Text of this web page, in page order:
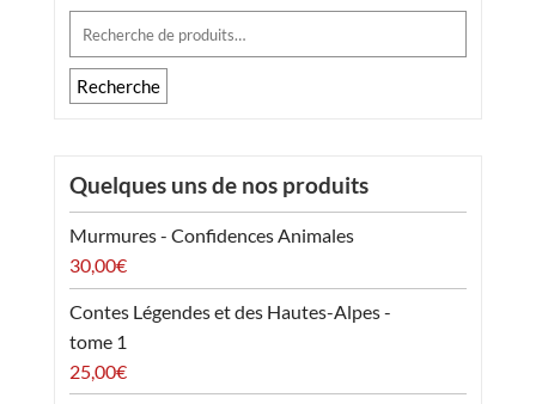
Recherche
pour :
Recherche
Quelques uns de nos produits
Murmures - Confidences Animales
30,00€
Contes Légendes et des Hautes-Alpes -
tome 1
25,00€